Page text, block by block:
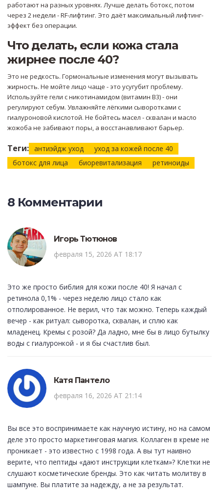
работают на разных уровнях. Лучше делать ботокс, потом
через 2 недели - RF-лифтинг. Это даёт максимальный лифтинг-
эффект без операции.
Что делать, если кожа стала
жирнее после 40?
Это не редкость. Гормональные изменения могут вызывать
жирность. Не мойте лицо чаще - это усугубит проблему.
Используйте гели с никотинамидом (витамин B3) - они
регулируют себум. Увлажняйте лёгкими сыворотками с
гиалуроновой кислотой. Не бойтесь масел - сквалан и масло
жожоба не забивают поры, а восстанавливают барьер.
Теги: антиэйдж уход
уход за кожей после 40
ботокс для лица
биоревитализация ретиноиды
8 Комментарии
Игорь Тютюнов
февраля 15, 2026 AT 18:17
Это же просто библия для кожи после 40! Я начал с
ретинола 0,1% - через неделю лицо стало как
отполированное. Не верил, что так можно. Теперь каждый
вечер - как ритуал: сыворотка, сквалан, и сплю как
младенец. Кремы с розой? Да ладно, мне бы в лицо бутылку
воды с гиалуронкой - и я бы счастлив был.
Катя Пантело
февраля 16, 2026 AT 21:14
Вы все это воспринимаете как научную истину, но на самом
деле это просто маркетинговая магия. Коллаген в креме не
проникает - это известно с 1998 года. А вы тут наивно
верите, что пептиды «дают инструкции клеткам»? Клетки не
слушают косметические бренды. Это как читать молитву в
шампуне. Вы платите за надежду, а не за результат.